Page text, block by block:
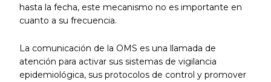
hasta la fecha, este mecanismo no es importante en
cuanto a su frecuencia.
La comunicación de la OMS es una llamada de
atención para activar sus sistemas de vigilancia
epidemiológica, sus protocolos de control y promover